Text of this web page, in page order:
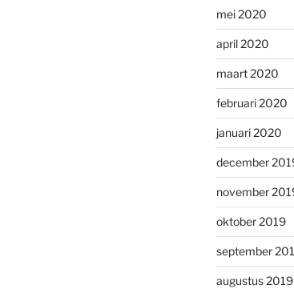
mei 2020
april 2020
maart 2020
februari 2020
januari 2020
december
november
oktober 2019
september
augustus 2019